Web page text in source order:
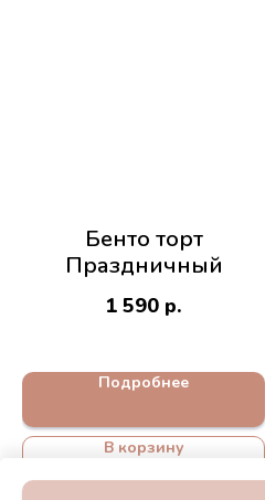
Бенто торт
Праздничный
1 590 р.
Подробнее
В корзину